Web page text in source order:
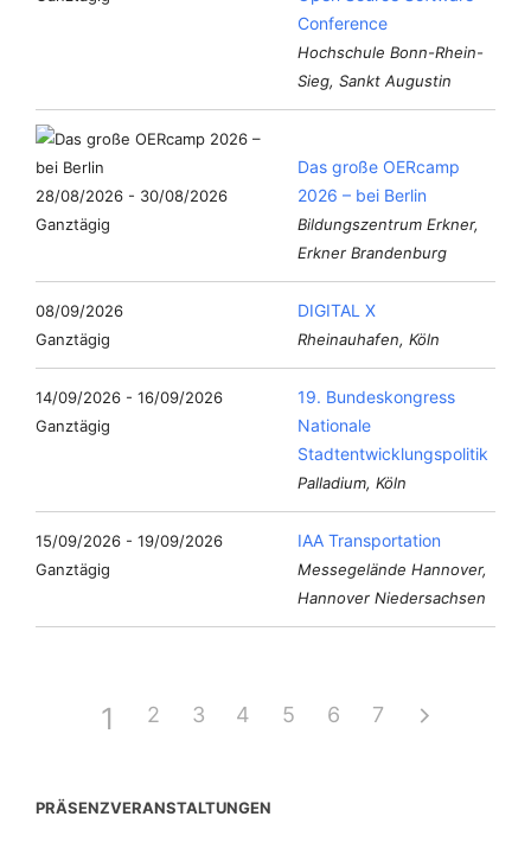
Conference
Hochschule Bonn-Rhein-
Sieg, Sankt Augustin
28/08/2026 - 30/08/2026
Ganztägig
Das große OERcamp
2026 – bei Berlin
Bildungszentrum Erkner,
Erkner Brandenburg
08/09/2026
Ganztägig
DIGITAL X
Rheinauhafen, Köln
14/09/2026 - 16/09/2026
Ganztägig
19. Bundeskongress
Nationale
Stadtentwicklungspolitik
Palladium, Köln
15/09/2026 - 19/09/2026
Ganztägig
IAA Transportation
Messegelände Hannover,
Hannover Niedersachsen
1 2 3 4 5 6 7
PRÄSENZVERANSTALTUNGEN